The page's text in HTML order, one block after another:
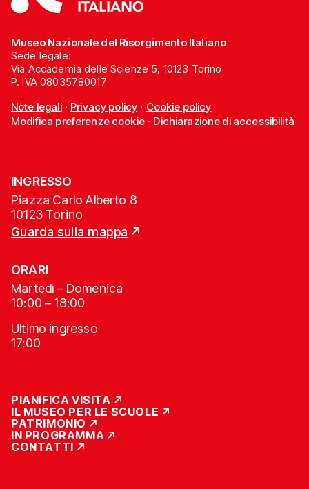
Museo Nazionale del Risorgimento Italiano
Sede legale:
Via Accademia delle Scienze 5, 10123 Torino
P. IVA 08035780017
Note legali· Privacy policy · Cookie policy
Modifica preferenze cookie· Dichiarazione di accessibilità
INGRESSO
Piazza Carlo Alberto 8
10123 Torino
Guarda sulla mappa
ORARI
Martedì – Domenica
10:00 – 18:00
Ultimo ingresso
17:00
PIANIFICA VISITA
IL MUSEO PER LE SCUOLE
PATRIMONIO
IN PROGRAMMA
CONTATTI